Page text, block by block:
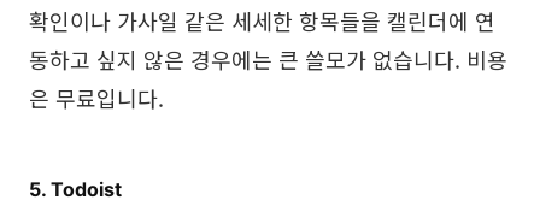
확인이나 가사일 같은 세세한 항목들을 캘린더에 연
동하고 싶지 않은 경우에는 큰 쓸모가 없습니다. 비용
은 무료입니다.
5. Todoist